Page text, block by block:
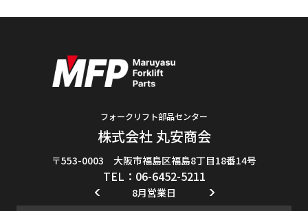
フォークリフト部品センター
株式会社 丸安商会
〒553-0003 大阪市福島区福島8丁目18番14号
TEL：06-6452-5211
8月営業日